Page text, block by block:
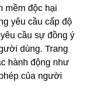
mềm độc hại
yêu cầu cấp độ
cầu sự đồng ý
dùng. Trang
hành động như
của người